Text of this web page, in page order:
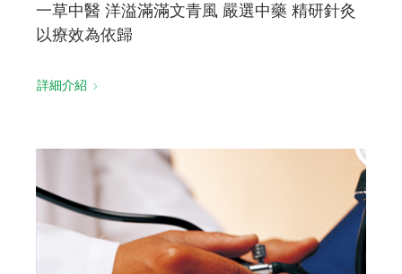
一草中醫 洋溢滿滿文青風 嚴選中藥 精研針灸
以療效為依歸
詳細介紹